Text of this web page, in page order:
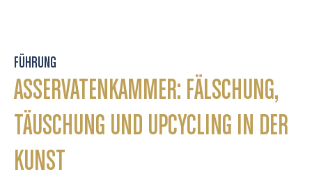
FÜHRUNG
ASSERVATENKAMMER: FÄLSCHUNG,
TÄUSCHUNG UND UPCYCLING IN DER
KUNST